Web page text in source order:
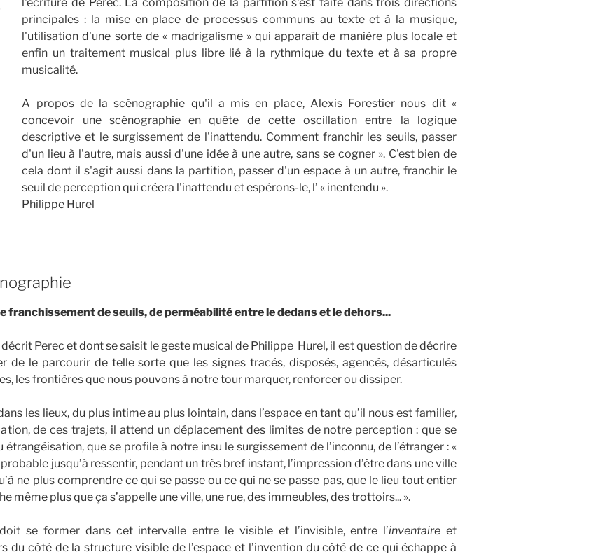
principales : la mise en place de processus communs au texte et à la musique,
l'utilisation d'une sorte de « madrigalisme » qui apparaît de manière plus locale et
enfin un traitement musical plus libre lié à la rythmique du texte et à sa propre
musicalité.
A propos de la scénographie qu'il a mis en place, Alexis Forestier nous dit «
concevoir une scénographie en quête de cette oscillation entre la logique
descriptive et le surgissement de l'inattendu. Comment franchir les seuils, passer
d'un lieu à l'autre, mais aussi d'une idée à une autre, sans se cogner ». C'est bien de
cela dont il s'agit aussi dans la partition, passer d'un espace à un autre, franchir le
seuil de perception qui créera l'inattendu et espérons-le, l’ « inentendu ».
Philippe Hurel
franchissement de seuils, de perméabilité entre le dedans et le dehors...
Perec et dont se saisit le geste musical de Philippe Hurel, il est question de décrire
de le parcourir de telle sorte que les signes tracés, disposés, agencés, désarticulés
les frontières que nous pouvons à notre tour marquer, renforcer ou dissiper.
les lieux, du plus intime au plus lointain, dans l’espace en tant qu’il nous est familier,
de ces trajets, il attend un déplacement des limites de notre perception : que se
que se profile à notre insu le surgissement de l’inconnu, de l’étranger : «
jusqu’à ressentir, pendant un très bref instant, l’impression d’être dans une ville
ne plus comprendre ce qui se passe ou ce qui ne se passe pas, que le lieu tout entier
même plus que ça s’appelle une ville, une rue, des immeubles, des trottoirs... ».
doit se former dans cet intervalle entre le visible et l’invisible, entre l’inventaire et
du côté de la structure visible de l’espace et l’invention du côté de ce qui échappe à